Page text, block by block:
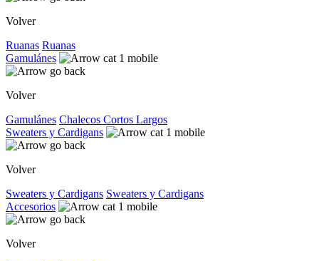
Volver
Ruanas Ruanas
Gamulánes
Volver
Gamulánes Chalecos Cortos Largos
Sweaters y Cardigans
Volver
Sweaters y Cardigans Sweaters y Cardigans
Accesorios
Volver